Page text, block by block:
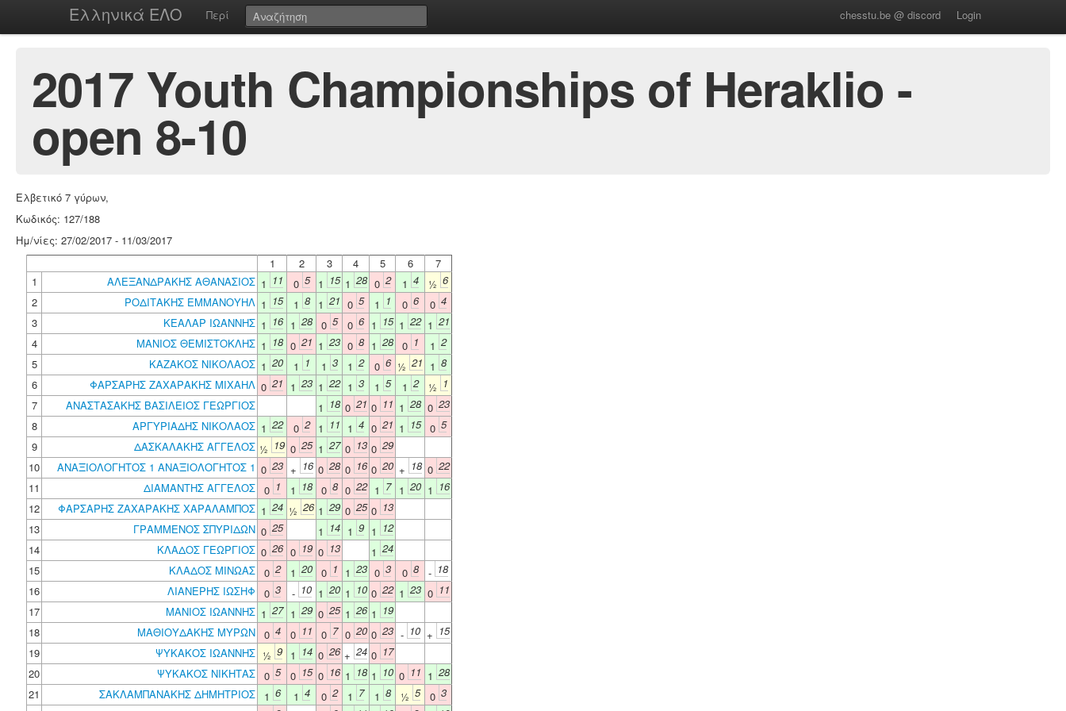
Ελληνικά ΕΛΟ Περί chesstu.be @ discord Login
2017 Youth Championships of Heraklio -
open 8-10
Ελβετικό 7 γύρων,
Κωδικός: 127/188
Ημ/νίες: 27/02/2017 - 11/03/2017
1
2 3 4 5 6
7
1
ΑΛΕΞΑΝΔΡΑΚΗΣ ΑΘΑΝΑΣΙΟΣ 1 11 0 5 1 15 1 28 0 2 1 4 ½ 6
2
ΡΟΔΙΤΑΚΗΣ ΕΜΜΑΝΟΥΗΛ 1 15 1 8 1 21 0 5 1 1 0 6 0 4
3
ΚΕΑΛΑΡ ΙΩΑΝΝΗΣ 1 16 1 28 0 5 0 6 1 15 1 22 1 21
4
ΜΑΝΙΟΣ ΘΕΜΙΣΤΟΚΛΗΣ 1 18 0 21 1 23 0 8 1 28 0 1 1 2
5
ΚΑΖΑΚΟΣ ΝΙΚΟΛΑΟΣ 1 20 1 1 1 3 1 2 0 6 ½ 21 1 8
6
ΦΑΡΣΑΡΗΣ ΖΑΧΑΡΑΚΗΣ ΜΙΧΑΗΛ 0 21 1 23 1 22 1 3 1 5 1 2 ½ 1
7
ΑΝΑΣΤΑΣΑΚΗΣ ΒΑΣΙΛΕΙΟΣ ΓΕΩΡΓΙΟΣ 1 18 0 21 0 11 1 28 0 23
8
ΑΡΓΥΡΙΑΔΗΣ ΝΙΚΟΛΑΟΣ 1 22 0 2 1 11 1 4 0 21 1 15 0 5
9
ΔΑΣΚΑΛΑΚΗΣ ΑΓΓΕΛΟΣ ½ 19 0 25 1 27 0 13 0 29
10
ΑΝΑΞΙΟΛΟΓΗΤΟΣ 1 ΑΝΑΞΙΟΛΟΓΗΤΟΣ 1 0 23 + 16 0 28 0 16 0 20 + 18 0 22
11
ΔΙΑΜΑΝΤΗΣ ΑΓΓΕΛΟΣ 0 1 1 18 0 8 0 22 1 7 1 20 1 16
12
ΦΑΡΣΑΡΗΣ ΖΑΧΑΡΑΚΗΣ ΧΑΡΑΛΑΜΠΟΣ 1 24 ½ 26 1 29 0 25 0 13
13
ΓΡΑΜΜΕΝΟΣ ΣΠΥΡΙΔΩΝ 0 25 1 14 1 9 1 12
14
ΚΛΑΔΟΣ ΓΕΩΡΓΙΟΣ 0 26 0 19 0 13 1 24
15
ΚΛΑΔΟΣ ΜΙΝΩΑΣ 0 2 1 20 0 1 1 23 0 3 0 8 - 18
16
ΛΙΑΝΕΡΗΣ ΙΩΣΗΦ 0 3 - 10 1 20 1 10 0 22 1 23 0 11
17
ΜΑΝΙΟΣ ΙΩΑΝΝΗΣ 1 27 1 29 0 25 1 26 1 19
18
ΜΑΘΙΟΥΔΑΚΗΣ ΜΥΡΩΝ 0 4 0 11 0 7 0 20 0 23 - 10 + 15
19
ΨΥΚΑΚΟΣ ΙΩΑΝΝΗΣ ½ 9 1 14 0 26 + 24 0 17
20
ΨΥΚΑΚΟΣ ΝΙΚΗΤΑΣ 0 5 0 15 0 16 1 18 1 10 0 11 1 28
21
ΣΑΚΛΑΜΠΑΝΑΚΗΣ ΔΗΜΗΤΡΙΟΣ 1 6 1 4 0 2 1 7 1 8 ½ 5 0 3